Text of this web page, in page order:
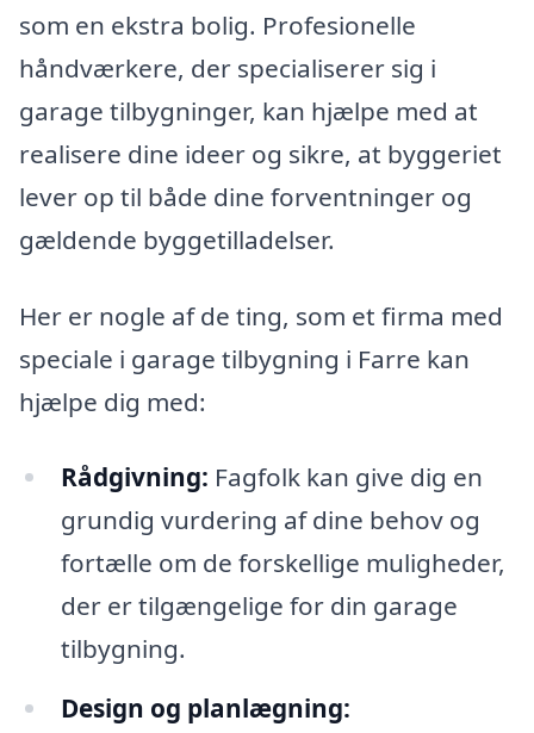
som en ekstra bolig. Profesionelle
håndværkere, der specialiserer sig i
garage tilbygninger, kan hjælpe med at
realisere dine ideer og sikre, at byggeriet
lever op til både dine forventninger og
gældende byggetilladelser.
Her er nogle af de ting, som et firma med
speciale i garage tilbygning i Farre kan
hjælpe dig med:
Rådgivning: Fagfolk kan give dig en
grundig vurdering af dine behov og
fortælle om de forskellige muligheder,
der er tilgængelige for din garage
tilbygning.
Design og planlægning: